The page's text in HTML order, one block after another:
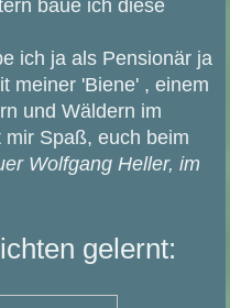
baue ich diese
ich ja als Pensionär ja
meiner 'Biene' , einem
und Wäldern im
Spaß, euch beim
Wolfgang Heller, im
gelernt: